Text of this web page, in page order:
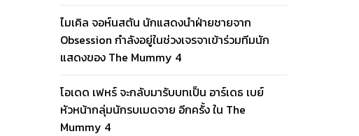
ไมเคิล จอห์นสตัน นักแสดงนำฝ่ายชายจาก
Obsession กำลังอยู่ในช่วงเจรจาเข้าร่วมทีมนัก
แสดงของ The Mummy 4
โอเดด เฟหร์ จะกลับมารับบทเป็น อาร์เดธ เบย์
หัวหน้ากลุ่มนักรบเมดจาย อีกครั้ง ใน The
Mummy 4